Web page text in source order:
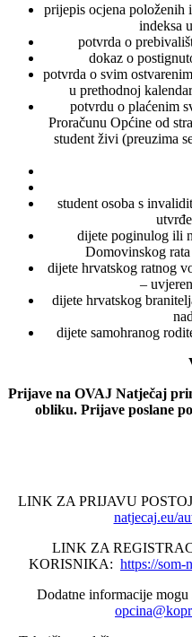
prijepis ocjena položenih
indeksa
potvrda o
dokaz o
potvrda o svim
u prethodnoj
potvrdu o plaćenim
Proračunu Općine od
student živi (preuzima
student osoba s
dijete poginulog ili
Domovinskog
dijete hrvatskog ratnog
–
dijete hrvatskog
dijete samohranog
Prijave na OVAJ Natječaj
obliku. Prijave poslane
LINK ZA PRIJAVU
natjecaj.eu/
LINK ZA
KORISNIKA: https://som-
Dodatne informacije mogu